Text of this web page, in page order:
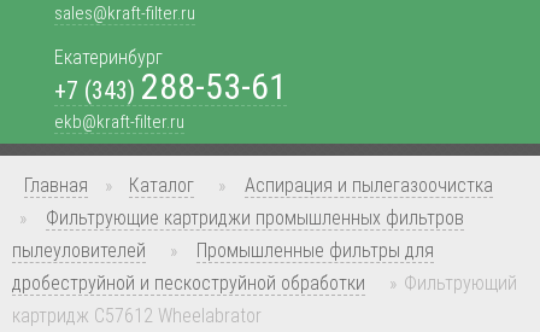
sales@kraft-filter.ru
Екатеринбург
+7 (343) 288-53-61
ekb@kraft-filter.ru
Главная » Каталог »
Аспирация и пылегазоочистка
»
Фильтрующие картриджи промышленных фильтров
пылеуловителей
»
Промышленные фильтры для
дробеструйной и пескоструйной обработки
» Фильтрующий
картридж C57612 Wheelabrator